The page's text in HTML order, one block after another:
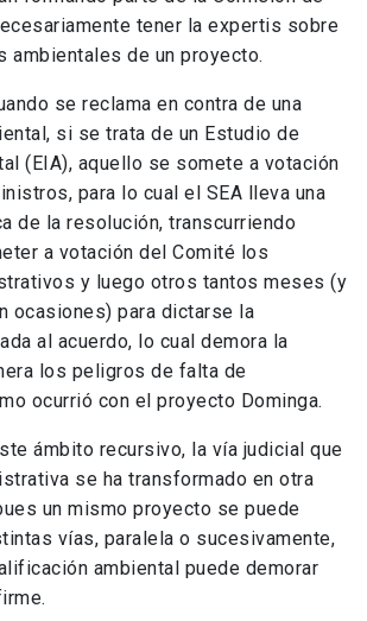
tener la expertis sobre
ambientales de un proyecto.
se reclama en contra de una
si se trata de un Estudio de
(EIA), aquello se somete a votación
para lo cual el SEA lleva una
de la resolución, transcurriendo
a votación del Comité los
y luego otros tantos meses (y
ocasiones) para dictarse la
al acuerdo, lo cual demora la
los peligros de falta de
ocurrió con el proyecto Dominga.
ámbito recursivo, la vía judicial que
se ha transformado en otra
un mismo proyecto se puede
vías, paralela o sucesivamente,
ambiental puede demorar